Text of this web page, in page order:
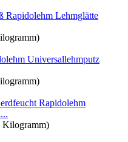
Rapidolehm Lehmglätte
Universallehmputz
Rapidolehm
Kilogramm)